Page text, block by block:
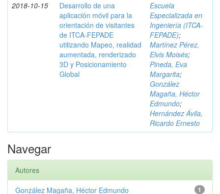
2018-10-15
Desarrollo de una
aplicación móvil para la
orientación de visitantes
de ITCA-FEPADE
utilizando Mapeo, realidad
aumentada, renderizado
3D y Posicionamiento
Global
Escuela
Especializada en
Ingeniería (ITCA-
FEPADE);
Martínez Pérez,
Elvis Moisés;
Pineda, Eva
Margarita;
González
Magaña, Héctor
Edmundo;
Hernández Ávila,
Ricardo Ernesto
Navegar
Autores
1
González Magaña, Héctor Edmundo